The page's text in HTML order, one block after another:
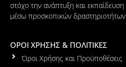
στόχο την ανάπτυξη και
μέσω προσκοπικών
ΟΡΟΙ ΧΡΗΣΗΣ & ΠΟΛΙΤΙΚΕΣ
Όροι Χρήσης και Προϋποθέσεις